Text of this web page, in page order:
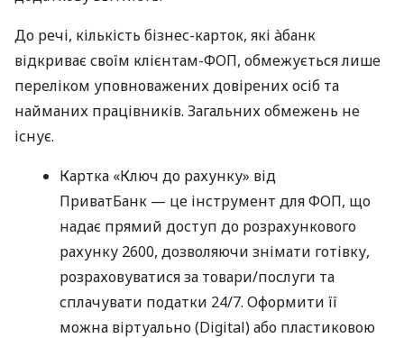
До речі, кількість бізнес-карток, які àбанк
відкриває своїм клієнтам-ФОП, обмежується лише
переліком уповноважених довірених осіб та
найманих працівників. Загальних обмежень не
існує.
Картка «Ключ до рахунку» від
ПриватБанк — це інструмент для ФОП, що
надає прямий доступ до розрахункового
рахунку 2600, дозволяючи знімати готівку,
розраховуватися за товари/послуги та
сплачувати податки 24/7. Оформити її
можна віртуально (Digital) або пластиковою